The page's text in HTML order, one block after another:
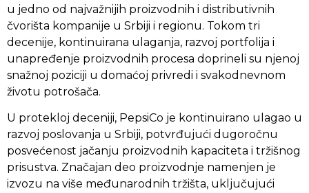
u jedno od najvažnijih proizvodnih i distributivnih
čvorišta kompanije u Srbiji i regionu. Tokom tri
decenije, kontinuirana ulaganja, razvoj portfolija i
unapređenje proizvodnih procesa doprineli su njenoj
snažnoj poziciji u domaćoj privredi i svakodnevnom
životu potrošača.
U protekloj deceniji, PepsiCo je kontinuirano ulagao u
razvoj poslovanja u Srbiji, potvrđujući dugoročnu
posvećenost jačanju proizvodnih kapaciteta i tržišnog
prisustva. Značajan deo proizvodnje namenjen je
izvozu na više međunarodnih tržišta, uključujući